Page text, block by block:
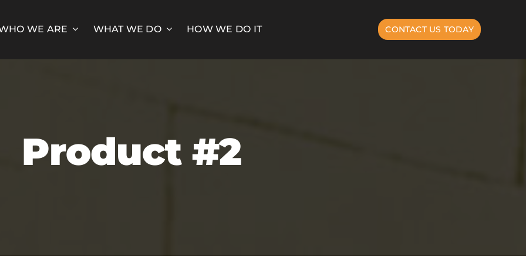
WE ARE WHAT WE DO HOW WE DO IT CONTACT US TODAY
Product #2